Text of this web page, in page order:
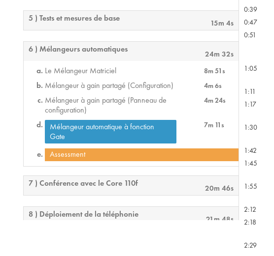
5 ) Tests et mesures de base 15m 4s
6 ) Mélangeurs automatiques 24m 32s
Le Mélangeur Matriciel 8m 51s
Mélangeur à gain partagé (Configuration) 4m 6s
Mélangeur à gain partagé (Panneau de
configuration)
4m 24s
Mélangeur automatique à fonction
Gate
7m 11s
Assessment
7 ) Conférence avec le Core 110f 20m 46s
8 ) Déploiement de la téléphonie 21m 48s
0:39
0:47
0:51
1:05
1:11
1:17
1:30
1:42
1:45
1:55
2:12
2:18
2:29